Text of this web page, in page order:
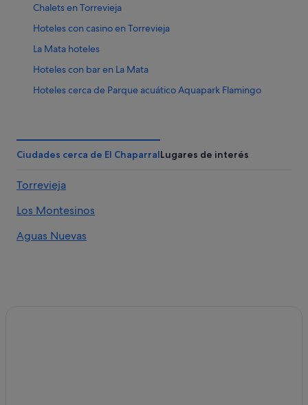
Chalets en Torrevieja
Hoteles con casino en Torrevieja
La Mata hoteles
Hoteles con bar en La Mata
Hoteles cerca de Parque acuático Aquapark Flamingo
Hoteles cerca de Habaneras Centro Comercial
Complejos de pisos en La Mata
Villas en Torrevieja
Hoteles cerca de Plaza de la Constitución
Ciudades cerca de El ChaparralLugares de interés
Torrevieja
Los Montesinos
Aguas Nuevas